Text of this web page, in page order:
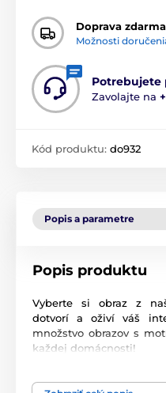
Doprava zdarma
Možnosti
Potrebujete
Zavolajte na
Kód produktu: do932
Popis a parametre
Popis produktu
Vyberte si obraz z
dotvorí a oživí váš
množstvo obrazov s
každej domácnosti!